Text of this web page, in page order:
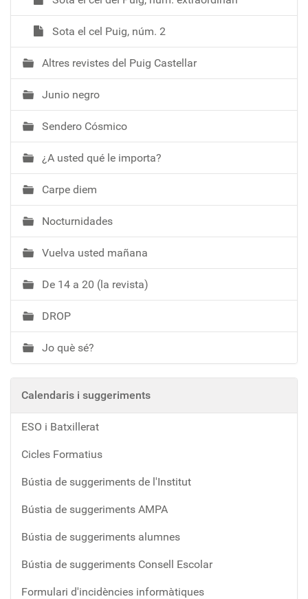
Sota el cel Puig, núm. 2
Altres revistes del Puig Castellar
Junio negro
Sendero Cósmico
¿A usted qué le importa?
Carpe diem
Nocturnidades
Vuelva usted mañana
De 14 a 20 (la revista)
DROP
Jo què sé?
Calendaris i suggeriments
ESO i Batxillerat
Cicles Formatius
Bústia de suggeriments de l'Institut
Bústia de suggeriments AMPA
Bústia de suggeriments alumnes
Bústia de suggeriments Consell Escolar
Formulari d'incidències informàtiques